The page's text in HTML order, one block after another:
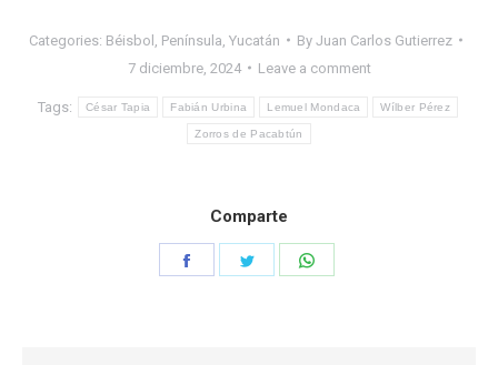
Categories: Béisbol Península Yucatán By Juan Carlos Gutierrez
7 diciembre, 2024
Leave a comment
Tags: César Tapia Fabián Urbina Lemuel Mondaca Wílber Pérez
Zorros de Pacabtún
Comparte
Share